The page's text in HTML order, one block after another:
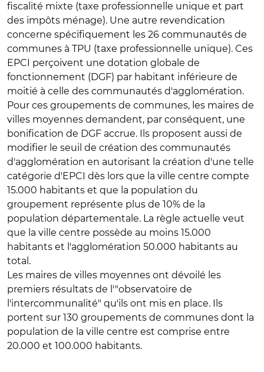
fiscalité mixte (taxe professionnelle unique et part
des impôts ménage). Une autre revendication
concerne spécifiquement les 26 communautés de
communes à TPU (taxe professionnelle unique). Ces
EPCI perçoivent une dotation globale de
fonctionnement (DGF) par habitant inférieure de
moitié à celle des communautés d'agglomération.
Pour ces groupements de communes, les maires de
villes moyennes demandent, par conséquent, une
bonification de DGF accrue. Ils proposent aussi de
modifier le seuil de création des communautés
d'agglomération en autorisant la création d'une telle
catégorie d'EPCI dès lors que la ville centre compte
15.000 habitants et que la population du
groupement représente plus de 10% de la
population départementale. La règle actuelle veut
que la ville centre possède au moins 15.000
habitants et l'agglomération 50.000 habitants au
total.
Les maires de villes moyennes ont dévoilé les
premiers résultats de l'"observatoire de
l'intercommunalité" qu'ils ont mis en place. Ils
portent sur 130 groupements de communes dont la
population de la ville centre est comprise entre
20.000 et 100.000 habitants.